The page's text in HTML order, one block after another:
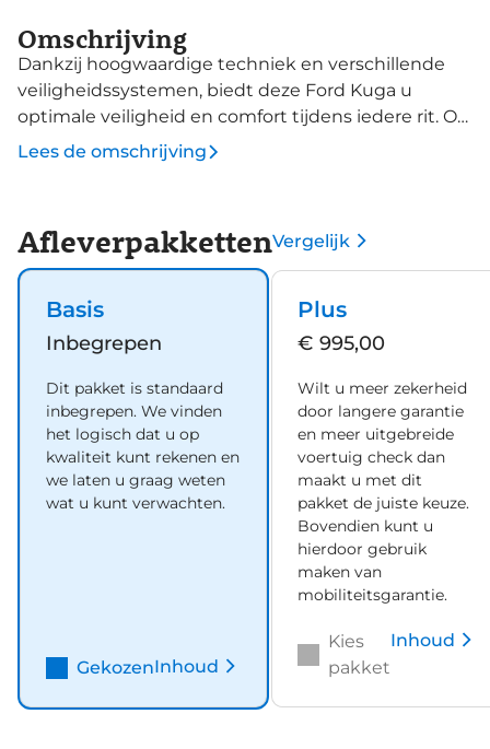
Omschrijving
Dankzij hoogwaardige techniek en verschillende
veiligheidssystemen, biedt deze Ford Kuga u
optimale veiligheid en comfort tijdens iedere rit. Op
de teller van deze auto staat slechts 388 kilometer.
eigen accu. En die laadt u al rijdend bij. Slim en
zuinig! In dit voertuig hoeft u nooit meer kou te
lijden dankzij functies als stoelverwarming en
verwarmbaar stuur. Opvallend zijn de stoere
sportstoelen, die zorgen voor een onwrikbare zit in
de scherpe bochten. De bagageruimte is
toegankelijk via een comfortverhogende
elektrische achterklep. U wordt in deze auto ook
getrakteerd op 17 inch lichtmetalen velgen, LED
koplampen, extra getint glas, in delen neerklapbare
achterbank, LED-achterlichten en verstelbare
lendensteunen. Het personaliseren van uw
cockpitinterface is mogelijk met het digitale
duidelijk zien hoeveel ruimte u nog heeft bij het
inparkeren. Intelligente spraakbediening herkent
uw commando's en voert opdrachten snel en
Lees de omschrijving
AfleverpakkettenVergelijk
Basis
Inbegrepen
Dit pakket is standaard
inbegrepen. We vinden
het logisch dat u op
kwaliteit kunt rekenen en
we laten u graag weten
wat u kunt verwachten.
GekozenInhoud
Plus
€ 995,00
Wilt u meer zekerheid
door langere garantie
en meer uitgebreide
voertuig check dan
maakt u met dit
pakket de juiste keuze.
Bovendien kunt u
hierdoor gebruik
maken van
mobiliteitsgarantie.
Kies
pakket
Inhoud